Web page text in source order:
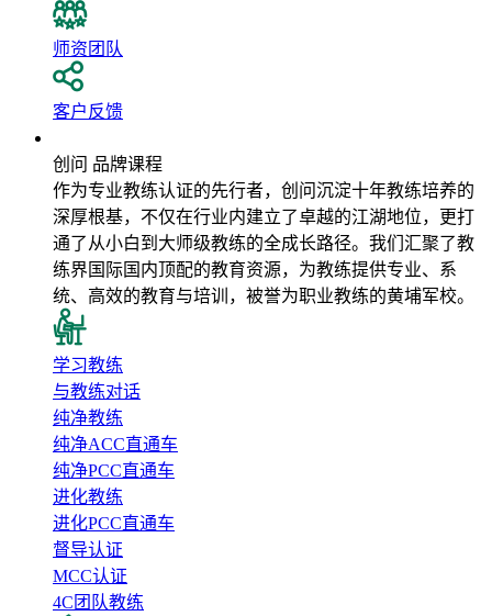
师资团队
客户反馈
创问 品牌课程
作为专业教练认证的先行者，创问沉淀十年教练培养的
深厚根基，不仅在行业内建立了卓越的江湖地位，更打
通了从小白到大师级教练的全成长路径。我们汇聚了教
练界国际国内顶配的教育资源，为教练提供专业、系
统、高效的教育与培训，被誉为职业教练的黄埔军校。
学习教练
与教练对话
纯净教练
纯净ACC直通车
纯净PCC直通车
进化教练
进化PCC直通车
督导认证
MCC认证
4C团队教练